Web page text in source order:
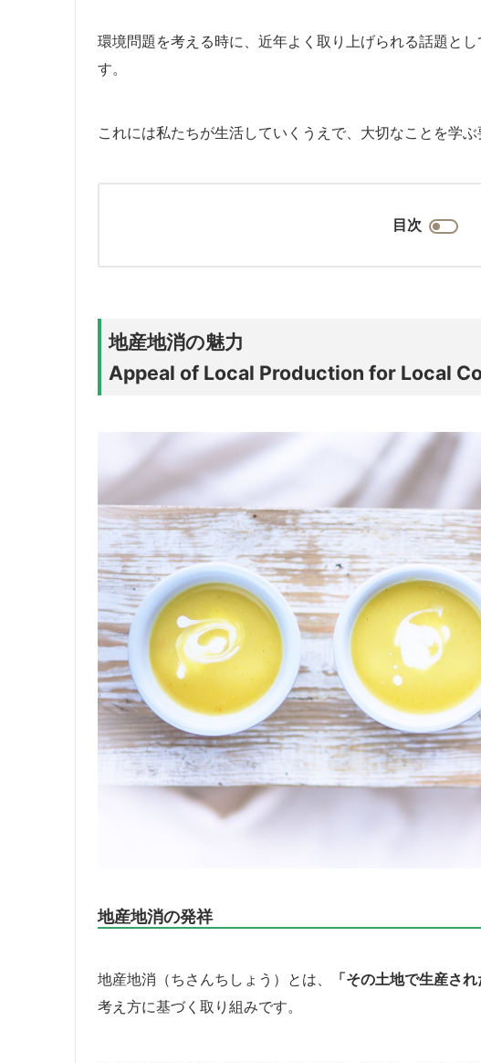
環境問題を考える時に、近年よく取り上げられる話題と
す。
これには私たちが生活していくうえで、大切なことを学ぶ
目次
地産地消の魅力
Appeal of Local Production for Local
地産地消の発祥
地産地消（ちさんちしょう）とは、 「その土地で生産さ
考え方に基づく取り組みです。